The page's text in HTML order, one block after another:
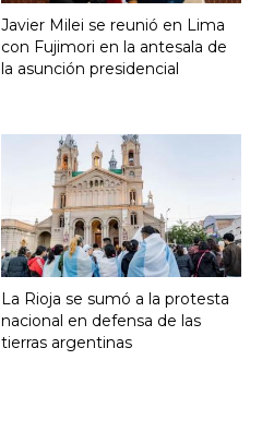
Javier Milei se reunió en Lima
con Fujimori en la antesala de
la asunción presidencial
La Rioja se sumó a la protesta
nacional en defensa de las
tierras argentinas